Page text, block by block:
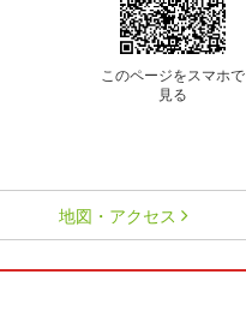
このページをスマホで
見る
地図・アクセス